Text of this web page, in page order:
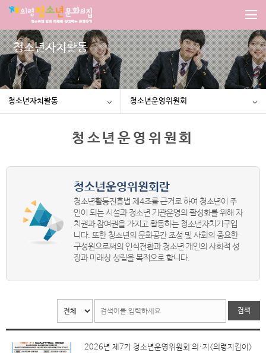
청소년자치활동
청소년자치활동 청소년운영위원회
청소년운영위원회
청소년운영위원회란
청소년활동진흥법 제4조를 근거로 하여 청소년이 주
인이 되는 시설과 청소년 기관운영의 활성화를 위해 자
치권과 참여권을 가지고 활동하는 청소년자치기구입
니다. 또한 청소년의 문화공간 조성 및 사회의 중요한
구성원으로써의 인식전환과 청소년 개인의 사회적 성
장과 미래상 성립을 목적으로 합니다.
검색
2026년 제7기 청소년운영위원회 의·지<의령지킴이>